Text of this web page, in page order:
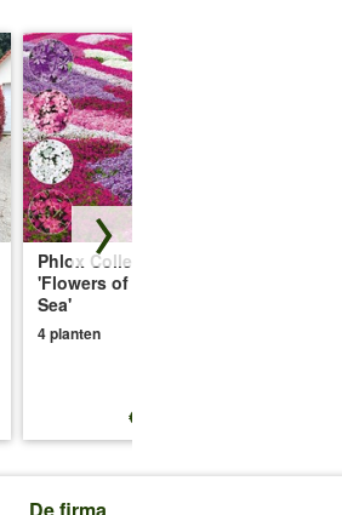
Phlox Collectie
'Flowers of the
Sea'
4 planten
€ 13,25
De firma